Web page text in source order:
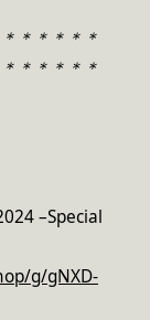
＊＊＊＊＊
＊＊＊＊＊
–Special
g/gNXD-